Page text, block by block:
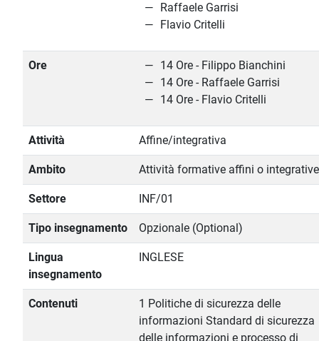
Raffaele Garrisi
Flavio Critelli
Ore
14 Ore - Filippo Bianchini
14 Ore - Raffaele Garrisi
14 Ore - Flavio Critelli
Attività Affine/integrativa
Ambito Attività formative affini o integrative
Settore INF/01
Tipo insegnamento Opzionale (Optional)
Lingua
insegnamento
INGLESE
Contenuti
1 Politiche di sicurezza delle
informazioni Standard di sicurezza
delle informazioni e processo di